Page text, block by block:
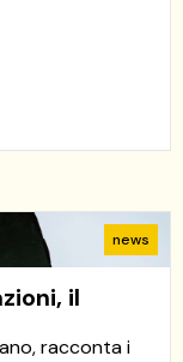
news
il
racconta i